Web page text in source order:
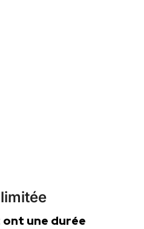
ont une durée